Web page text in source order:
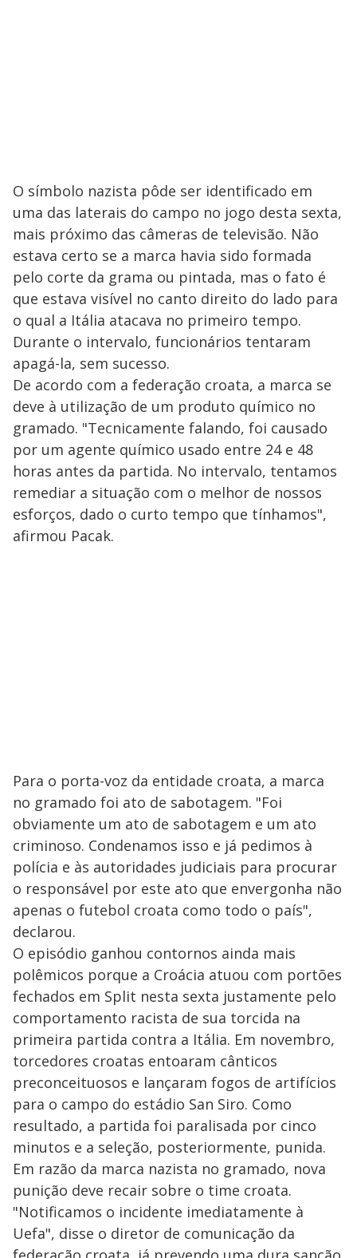
O símbolo nazista pôde ser identificado em
uma das laterais do campo no jogo desta sexta,
mais próximo das câmeras de televisão. Não
estava certo se a marca havia sido formada
pelo corte da grama ou pintada, mas o fato é
que estava visível no canto direito do lado para
o qual a Itália atacava no primeiro tempo.
Durante o intervalo, funcionários tentaram
apagá-la, sem sucesso.
De acordo com a federação croata, a marca se
deve à utilização de um produto químico no
gramado. "Tecnicamente falando, foi causado
por um agente químico usado entre 24 e 48
horas antes da partida. No intervalo, tentamos
remediar a situação com o melhor de nossos
esforços, dado o curto tempo que tínhamos",
afirmou Pacak.
Para o porta-voz da entidade croata, a marca
no gramado foi ato de sabotagem. "Foi
obviamente um ato de sabotagem e um ato
criminoso. Condenamos isso e já pedimos à
polícia e às autoridades judiciais para procurar
o responsável por este ato que envergonha não
apenas o futebol croata como todo o país",
declarou.
O episódio ganhou contornos ainda mais
polêmicos porque a Croácia atuou com portões
fechados em Split nesta sexta justamente pelo
comportamento racista de sua torcida na
primeira partida contra a Itália. Em novembro,
torcedores croatas entoaram cânticos
preconceituosos e lançaram fogos de artifícios
para o campo do estádio San Siro. Como
resultado, a partida foi paralisada por cinco
minutos e a seleção, posteriormente, punida.
Em razão da marca nazista no gramado, nova
punição deve recair sobre o time croata.
"Notificamos o incidente imediatamente à
Uefa", disse o diretor de comunicação da